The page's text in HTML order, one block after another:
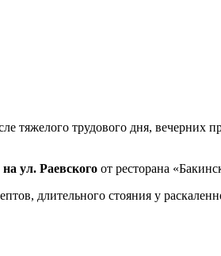
тяжелого трудового дня, вечерних
ул. Раевского от ресторана
длительного стояния у